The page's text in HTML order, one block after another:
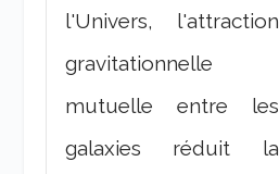
l'Univers, l'attraction
gravitationnelle
mutuelle entre les
galaxies réduit la